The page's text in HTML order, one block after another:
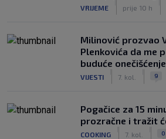
VRIJEME prije 10 h
Milinović prozvao
Plenkovića da me
buduće
VIJESTI 7. kol. 9
Pogačice za 15
prozračne i tražit
COOKING 7. kol. 0